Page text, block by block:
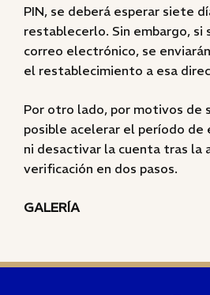
PIN, se deberá esperar siete
restablecerlo. Sin embargo, si
correo electrónico, se
el restablecimiento a esa
Por otro lado, por motivos de
posible acelerar el período de
ni desactivar la cuenta tras la
verificación en dos pasos.
GALERÍA